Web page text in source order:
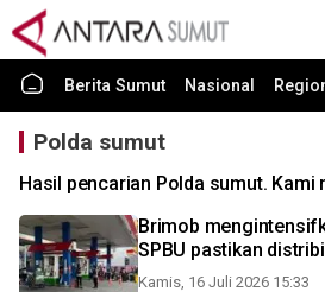
Berita Sumut Nasional
Polda sumut
Hasil pencarian Polda sumut. Kami
Brimob
SPBU pastikan
Kamis, 16 Juli 2026 15:33